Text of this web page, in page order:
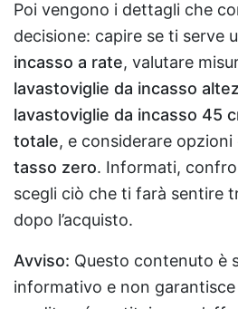
Poi vengono i dettagli che
decisione: capire se ti serve
incasso a rate, valutare
lavastoviglie da incasso
lavastoviglie da incasso 45
totale, e considerare opzioni
tasso zero. Informati,
scegli ciò che ti farà sentire
dopo l’acquisto.
Avviso: Questo contenuto è
informativo e non garantisce